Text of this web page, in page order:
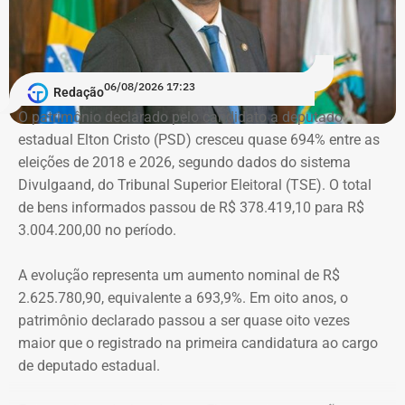
a Justiça do Rio o condenou a três anos de prisão em
regime semiaberto.
Em conversa com o TEMPO REAL RJ, Cristiane analisa o
que ainda falta às mulheres na hora de denunciar os
companheiros por violência doméstica.
“Creio que duas coisas ainda impedem as mulheres de
seguirem adiante nesta batalha. A vergonha e o medo.
Porque é necessário ter mais do que coragem para seguir
adiante no enfrentamento à violência doméstica. Pois
primeiro é o temor de continuar viva e estar ao lado do
agressor. E o outro é o que vai acontecer com ela depois
que a denúncia for feita. Afinal, há o receio que alguma
brecha legal permita que o agressor, de alguma forma,
fique impune”, comenta.
Redação06/08/2026 17:23
O patrimônio declarado pelo candidato a deputado
estadual Elton Cristo (PSD) cresceu quase 694% entre as
eleições de 2018 e 2026, segundo dados do sistema
Divulgaand, do Tribunal Superior Eleitoral (TSE). O total
de bens informados passou de R$ 378.419,10 para R$
3.004.200,00 no período.
A evolução representa um aumento nominal de R$
2.625.780,90, equivalente a 693,9%. Em oito anos, o
patrimônio declarado passou a ser quase oito vezes
maior que o registrado na primeira candidatura ao cargo
de deputado estadual.